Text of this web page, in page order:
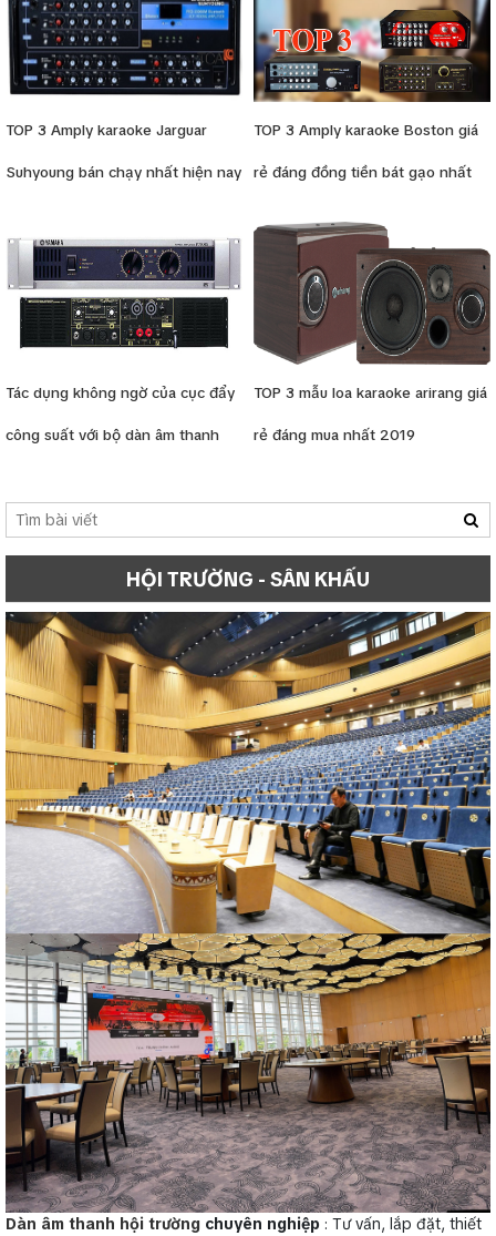
TOP 3 Amply karaoke Jarguar
Suhyoung bán chạy nhất hiện nay
TOP 3 Amply karaoke Boston giá
rẻ đáng đồng tiền bát gạo nhất
Tác dụng không ngờ của cục đẩy
công suất với bộ dàn âm thanh
TOP 3 mẫu loa karaoke arirang giá
rẻ đáng mua nhất 2019
HỘI TRƯỜNG - SÂN KHẤU
Dàn âm thanh hội trường chuyên nghiệp : Tư vấn, lắp đặt, thiết